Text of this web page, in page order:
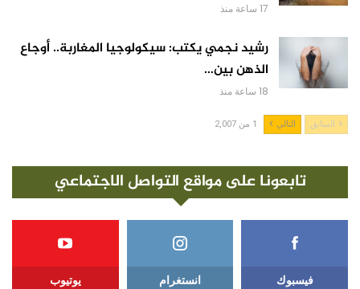
17 ساعة منذ
رشيد نجمي يكتب: سيكولوجيا المغاربة.. أوجاع
الذهن بين…
18 ساعة منذ
السابق التالي 1 من 2,007
تابعونا على مواقع التواصل الاجتماعي
فيسبوك انستغرام يوتيوب